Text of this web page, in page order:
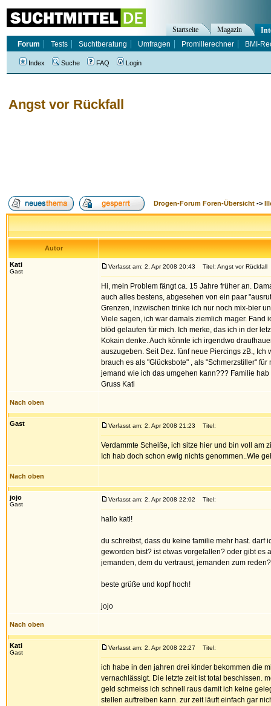
Angst vor Rückfall
Drogen-Forum Foren-Übersicht ->
Autor
Kati
Gast
Verfasst am: 2. Apr 2008 20:43 Titel: Angst vor Rückfall
Hi, mein Problem fängt ca. 15 Jahre früher an.
auch alles bestens, abgesehen von ein paar
Grenzen, inzwischen trinke ich nur noch mix-bier
Viele sagen, ich war damals ziemlich mager. Fand
blöd gelaufen für mich. Ich merke, das ich in der
Kokain denke. Auch könnte ich irgendwo
auszugeben. Seit Dez. fünf neue Piercings zB.,
brauch es als "Glücksbote" , als "Schmerzstiller"
jemand wie ich das umgehen kann??? Familie
Gruss Kati
Nach oben
Gast Verfasst am: 2. Apr 2008 21:23 Titel:
Verdammte Scheiße, ich sitze hier und bin voll am
Ich hab doch schon ewig nichts genommen..Wie
Nach oben
jojo
Gast
Verfasst am: 2. Apr 2008 22:02 Titel:
hallo kati!
du schreibst, dass du keine familie mehr hast. darf
geworden bist? ist etwas vorgefallen? oder gibt es
jemanden, dem du vertraust, jemanden zum reden?
beste grüße und kopf hoch!
jojo
Nach oben
Kati
Gast
Verfasst am: 2. Apr 2008 22:27 Titel:
ich habe in den jahren drei kinder bekommen die
vernachlässigt. Die letzte zeit ist total beschissen.
geld schmeiss ich schnell raus damit ich keine
stellen auftreiben kann. zur zeit läuft einfach gar
Startseite Magazin
Forum
Tests Suchtberatung Umfragen Promillerechner BMI-
Index Suche FAQ Login